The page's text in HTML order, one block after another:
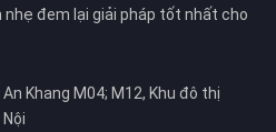
nhẹ đem lại giải pháp tốt nhất cho
Khang M04; M12, Khu đô thị